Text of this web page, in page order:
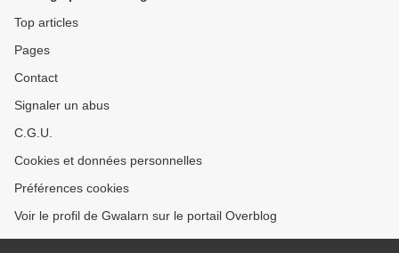
Top articles
Pages
Contact
Signaler un abus
C.G.U.
Cookies et données personnelles
Préférences cookies
Voir le profil de Gwalarn sur le portail Overblog